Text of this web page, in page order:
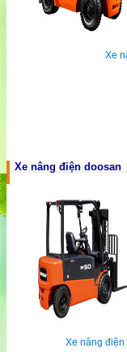
Xe
Xe nâng điện doosan
Xe nâng điện